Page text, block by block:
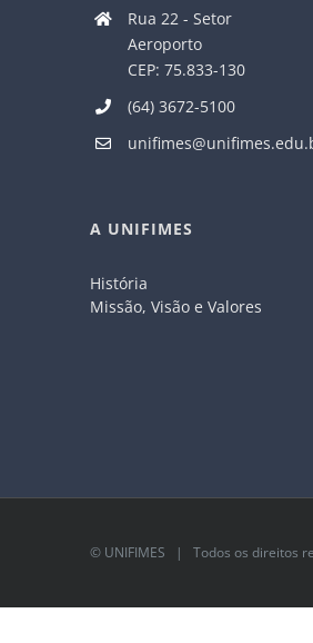
Rua 22 - Setor
Aeroporto
CEP: 75.833-130
(64) 3672-5100
A UNIFIMES
História
Missão, Visão e Valores
© UNIFIMES | Todos os direitos